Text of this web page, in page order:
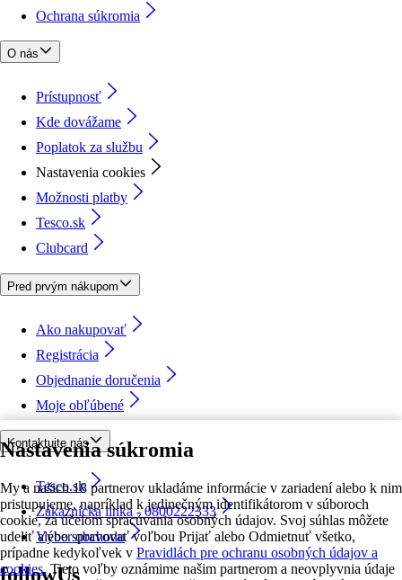
Nastavenia súkromia
My a našich 18 partnerov ukladáme informácie v zariadení alebo k nim
pristupujeme, napríklad k jedinečným identifikátorom v súboroch
cookie, za účelom spracúvania osobných údajov. Svoj súhlas môžete
udeliť alebo spravovať voľbou Prijať alebo Odmietnuť všetko,
prípadne kedykoľvek v Pravidlách pre ochranu osobných údajov a
cookies. Tieto voľby oznámime našim partnerom a neovplyvnia údaje
Ochrana súkromia
O nás
Prístupnosť
Kde dovážame
Poplatok za službu
Nastavenia cookies
Možnosti platby
Tesco.sk
Clubcard
Pred prvým nákupom
Ako nakupovať
Registrácia
Objednanie doručenia
Moje obľúbené
Kontaktujte nás
Tesco.sk
Zákaznícka linka - 0800222333
Výber obchodu
followUs